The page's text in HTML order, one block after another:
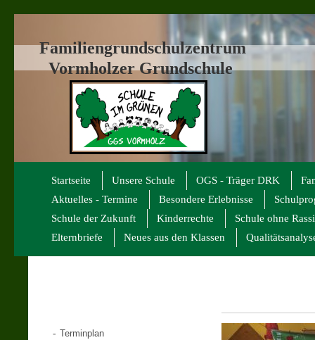
Familiengrundschulzentrum
Vormholzer Grundschule
Startseite Unsere Schule OGS - Träger DRK
Aktuelles - Termine
Besondere Erlebnisse
Schule der Zukunft
Kinderrechte
Schule ohne
Elternbriefe
Neues aus den Klassen
Terminplan